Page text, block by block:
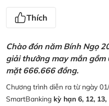
Thích
Chào đón năm Bính Ngọ
giải thưởng may mắn
mặt 666.666 đồng.
Chương trình diễn ra từ ngày
SmartBanking kỳ hạn 6, 12,